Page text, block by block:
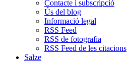
Contacte i subscripció
Ús del blog
Informació legal
RSS Feed
RSS de fotografia
RSS Feed de les citacions
Salze